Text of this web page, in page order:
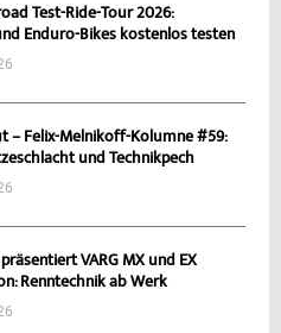
Test-Ride-Tour 2026:
Enduro-Bikes kostenlos testen
– Felix-Melnikoff-Kolumne #59:
und Technikpech
VARG MX und EX
Renntechnik ab Werk